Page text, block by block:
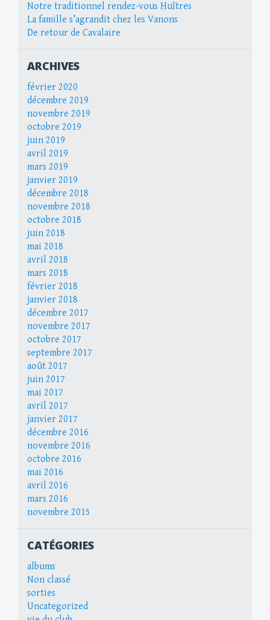
Notre traditionnel rendez-vous Huîtres
La famille s’agrandit chez les Vanons
De retour de Cavalaire
ARCHIVES
février 2020
décembre 2019
novembre 2019
octobre 2019
juin 2019
avril 2019
mars 2019
janvier 2019
décembre 2018
novembre 2018
octobre 2018
juin 2018
mai 2018
avril 2018
mars 2018
février 2018
janvier 2018
décembre 2017
novembre 2017
octobre 2017
septembre 2017
août 2017
juin 2017
mai 2017
avril 2017
janvier 2017
décembre 2016
novembre 2016
octobre 2016
mai 2016
avril 2016
mars 2016
novembre 2015
CATÉGORIES
albums
Non classé
sorties
Uncategorized